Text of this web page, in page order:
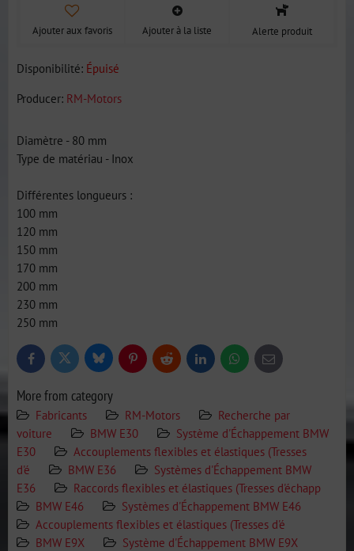
Ajouter aux favoris Ajouter à la liste Alerte produit
Disponibilité: Épuisé
Producer: RM-Motors
Diamètre - 80 mm
Type de matériau - Inox
Différentes longueurs :
100 mm
120 mm
150 mm
170 mm
200 mm
230 mm
250 mm
FacebookTwitter BlueskyPinterestReddit LinkedInWhatsApp
E-
mail
More from category
Fabricants RM-Motors
Recherche par
voiture
BMW E30
Système d'Échappement BMW
E30
Accouplements flexibles et élastiques (Tresses
d'é
BMW E36
Systèmes d'Échappement BMW
E36
Raccords flexibles et élastiques (Tresses d'échapp
BMW E46
Systèmes d'Échappement BMW E46
Accouplements flexibles et élastiques (Tresses d'é
BMW E9X
Système d'Échappement BMW E9X